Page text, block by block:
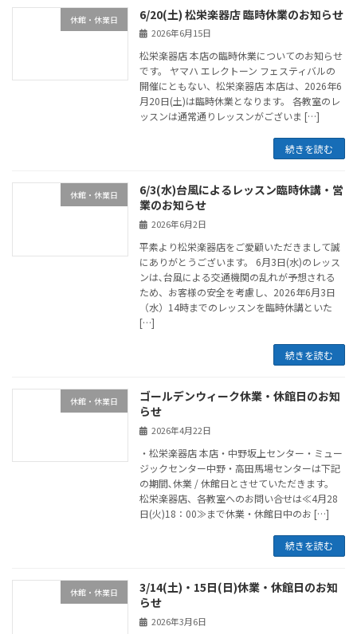
休館・休業日 6/20(土) 松栄楽器店 臨時休業のお知らせ
2026年6月15日
松栄楽器店 本店の臨時休業についてのお知らせ
です。 ヤマハ エレクトーン フェスティバルの
開催にともない、松栄楽器店 本店は、2026年6
月20日(土)は臨時休業となります。 各教室のレ
ッスンは通常通りレッスンがございま […]
続きを読む
休館・休業日
6/3(水)台風によるレッスン臨時休講・営
業のお知らせ
2026年6月2日
平素より松栄楽器店をご愛顧いただきまして誠
にありがとうございます。 6月3日(水)のレッス
ンは､台風による交通機関の乱れが予想される
ため、お客様の安全を考慮し、2026年6月3日
（水）14時までのレッスンを臨時休講といた
[…]
続きを読む
休館・休業日
ゴールデンウィーク休業・休館日のお知
らせ
2026年4月22日
・松栄楽器店 本店・中野坂上センター・ミュー
ジックセンター中野・高田馬場センターは下記
の期間､休業 / 休館日とさせていただきます。
松栄楽器店、各教室へのお問い合せは≪4月28
日(火)18：00≫まで休業・休館日中のお […]
続きを読む
休館・休業日
3/14(土)・15日(日)休業・休館日のお知
らせ
2026年3月6日